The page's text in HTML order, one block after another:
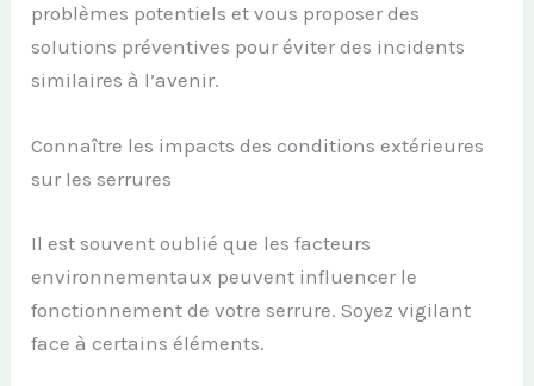
problèmes potentiels et vous proposer des
solutions préventives pour éviter des incidents
similaires à l’avenir.
Connaître les impacts des conditions extérieures
sur les serrures
Il est souvent oublié que les facteurs
environnementaux peuvent influencer le
fonctionnement de votre serrure. Soyez vigilant
face à certains éléments.